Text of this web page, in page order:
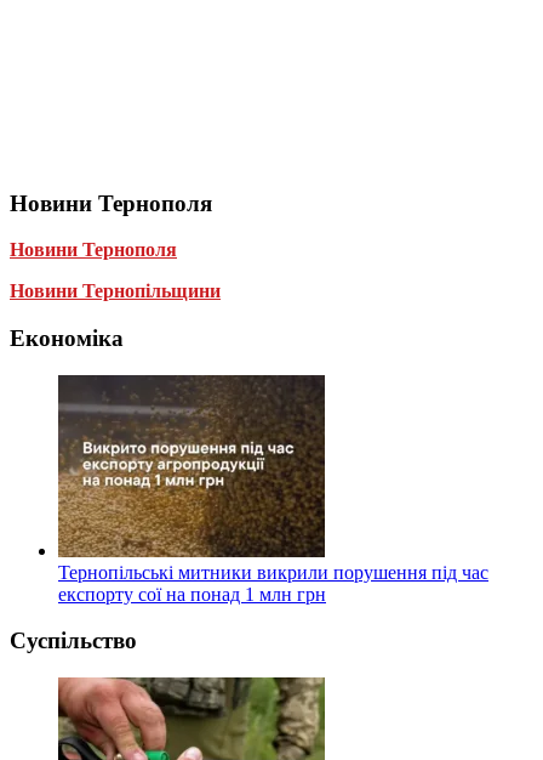
Новини Тернополя
Новини Тернополя
Новини Тернопільщини
Економіка
Тернопільські митники викрили порушення під час
експорту сої на понад 1 млн грн
Суспільство